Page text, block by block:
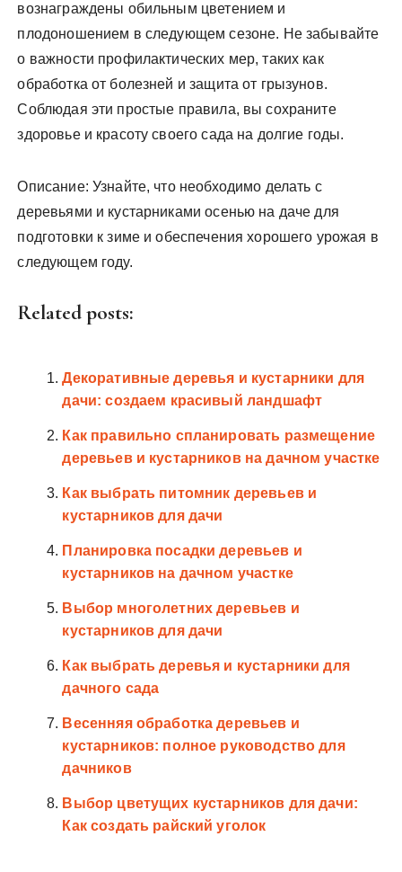
вознаграждены обильным цветением и
плодоношением в следующем сезоне. Не забывайте
о важности профилактических мер, таких как
обработка от болезней и защита от грызунов.
Соблюдая эти простые правила, вы сохраните
здоровье и красоту своего сада на долгие годы.
Описание: Узнайте, что необходимо делать с
деревьями и кустарниками осенью на даче для
подготовки к зиме и обеспечения хорошего урожая в
следующем году.
Related posts:
Декоративные деревья и кустарники для
дачи: создаем красивый ландшафт
Как правильно спланировать размещение
деревьев и кустарников на дачном участке
Как выбрать питомник деревьев и
кустарников для дачи
Планировка посадки деревьев и
кустарников на дачном участке
Выбор многолетних деревьев и
кустарников для дачи
Как выбрать деревья и кустарники для
дачного сада
Весенняя обработка деревьев и
кустарников: полное руководство для
дачников
Выбор цветущих кустарников для дачи:
Как создать райский уголок